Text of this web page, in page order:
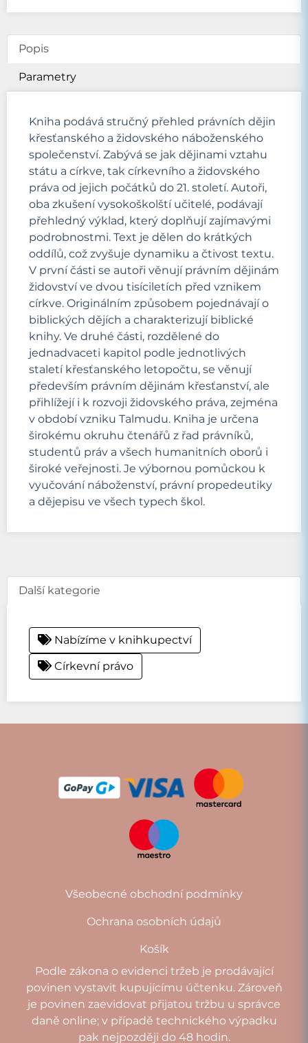
Popis
Parametry
Kniha podává stručný přehled právních dějin
křesťanského a židovského náboženského
společenství. Zabývá se jak dějinami vztahu
státu a církve, tak církevního a židovského
práva od jejich počátků do 21. století. Autoři,
oba zkušení vysokoškolští učitelé, podávají
přehledný výklad, který doplňují zajímavými
podrobnostmi. Text je dělen do krátkých
oddílů, což zvyšuje dynamiku a čtivost textu.
V první části se autoři věnují právním dějinám
židovství ve dvou tisíciletích před vznikem
církve. Originálním způsobem pojednávají o
biblických dějích a charakterizují biblické
knihy. Ve druhé části, rozdělené do
jednadvaceti kapitol podle jednotlivých
staletí křesťanského letopočtu, se věnují
především právním dějinám křesťanství, ale
přihlížejí i k rozvoji židovského práva, zejména
v období vzniku Talmudu. Kniha je určena
širokému okruhu čtenářů z řad právníků,
studentů práv a všech humanitních oborů i
široké veřejnosti. Je výbornou pomůckou k
vyučování náboženství, právní propedeutiky
a dějepisu ve všech typech škol.
Další kategorie
Nabízíme v knihkupectví
Církevní právo
Všeobecné obchodní podmínky
Ochrana osobních údajů
Košík
Podle zákona o evidenci tržeb je prodávající
povinen vystavit kupujícímu účtenku. Zároveň
je povinen zaevidovat přijatou tržbu u správce
daně online; v případě technického výpadku
pak nejpozději do 48 hodin.